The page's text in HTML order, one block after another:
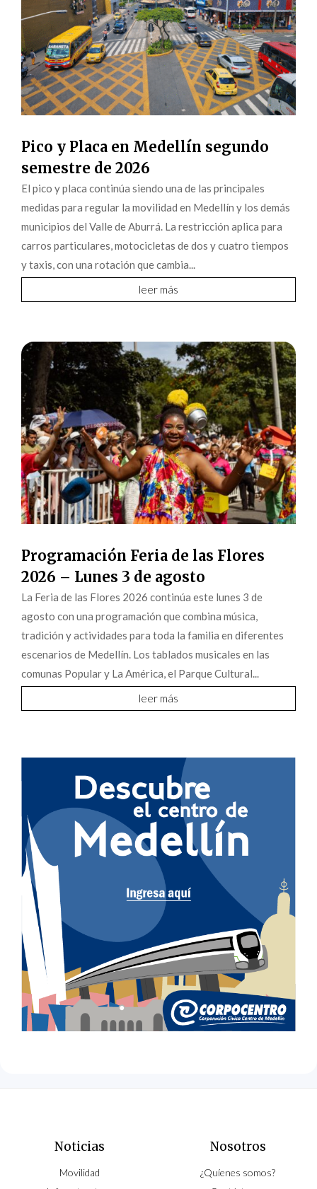
Pico y Placa en Medellín segundo
semestre de 2026
El pico y placa continúa siendo una de las principales
medidas para regular la movilidad en Medellín y los demás
municipios del Valle de Aburrá. La restricción aplica para
carros particulares, motocicletas de dos y cuatro tiempos
y taxis, con una rotación que cambia...
leer más
Programación Feria de las Flores
2026 – Lunes 3 de agosto
La Feria de las Flores 2026 continúa este lunes 3 de
agosto con una programación que combina música,
tradición y actividades para toda la familia en diferentes
escenarios de Medellín. Los tablados musicales en las
comunas Popular y La América, el Parque Cultural...
leer más
Noticias
Movilidad
Nosotros
¿Quíenes somos?